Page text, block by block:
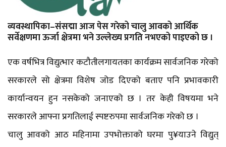
व्यवस्थापिका–संसद्मा आज पेस गरेको चालु आवको आर्थिक
सर्वेक्षणमा ऊर्जा क्षेत्रमा भने उल्लेख्य प्रगति नभएको पाइएको छ ।
एक वर्षभित्र विद्युत्भार कटौतीलगायतका कार्यक्रम सार्वजनिक गरेको
सरकारले सो क्षेत्रमा विशेष जोड दिएको बताए पनि प्रभावकारी
कार्यान्वयन हुन नसकेको जनाएको छ । तर केही विषयमा भने
सरकारले आफ्ना प्रगतिलाई स्पष्टरुपमा सार्वजनिक गरेको छ ।
चालु आवको आठ महिनामा उपभोक्ताको घरमा पु¥याउने विद्युत्